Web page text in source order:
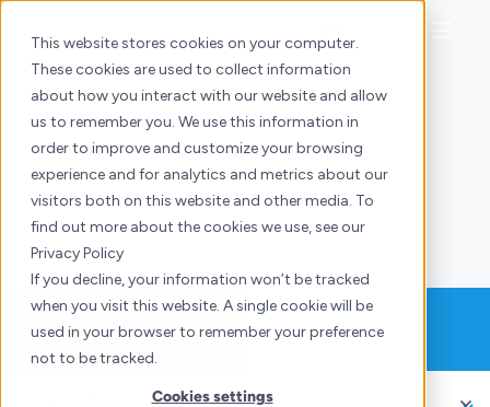
This website stores cookies on your computer.
These cookies are used to collect information
about how you interact with our website and allow
us to remember you. We use this information in
order to improve and customize your browsing
experience and for analytics and metrics about our
visitors both on this website and other media. To
find out more about the cookies we use, see our
Privacy Policy
If you decline, your information won’t be tracked
when you visit this website. A single cookie will be
used in your browser to remember your preference
not to be tracked.
Cookies settings
content
服務
HubSpot營銷平台
入門培訓
為你而「設」 支援與諮詢